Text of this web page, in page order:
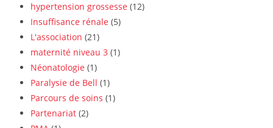
hypertension grossesse (12)
Insuffisance rénale (5)
L'association (21)
maternité niveau 3 (1)
Néonatologie (1)
Paralysie de Bell (1)
Parcours de soins (1)
Partenariat (2)